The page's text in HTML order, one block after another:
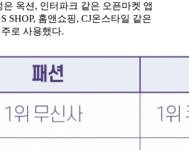
은 옥션, 인터파크 같은 오픈마켓 앱
SHOP, 홈앤쇼핑, CJ온스타일 같은
로 사용했다.